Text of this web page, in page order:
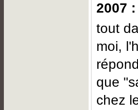
2007 :
tout
moi,
que
chez